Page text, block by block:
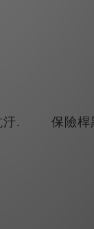
.
保險